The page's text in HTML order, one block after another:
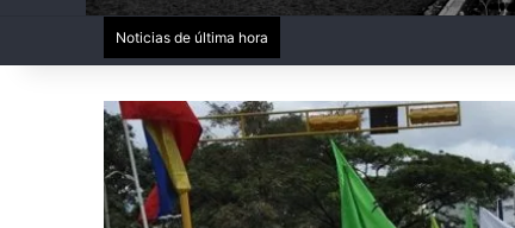
Noticias de última hora